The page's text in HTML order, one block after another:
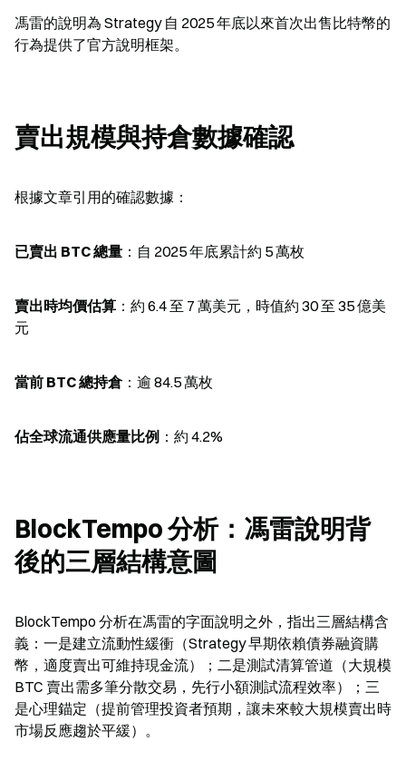
馮雷的說明為 Strategy 自 2025 年底以來首次出售比特幣的
行為提供了官方說明框架。
賣出規模與持倉數據確認
根據文章引用的確認數據：
已賣出 BTC 總量 ：自 2025 年底累計約 5 萬枚
賣出時均價估算 ：約 6.4 至 7 萬美元，時值約 30 至 35 億美
元
當前 BTC 總持倉：逾 84.5 萬枚
佔全球流通供應量比例 ：約 4.2%
BlockTempo 分析：馮雷說明背
後的三層結構意圖
BlockTempo 分析在馮雷的字面說明之外，指出三層結構含
義：一是建立流動性緩衝（Strategy 早期依賴債券融資購
幣，適度賣出可維持現金流）；二是測試清算管道（大規模
BTC 賣出需多筆分散交易，先行小額測試流程效率）；三
是心理錨定（提前管理投資者預期，讓未來較大規模賣出時
市場反應趨於平緩）。